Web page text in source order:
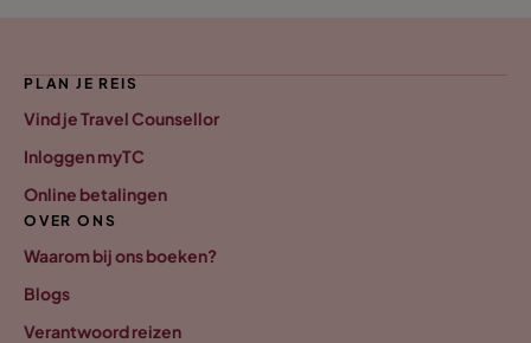
PLAN JE REIS
Vind je Travel Counsellor
Inloggen myTC
Online betalingen
OVER ONS
Waarom bij ons boeken?
Blogs
Verantwoord reizen